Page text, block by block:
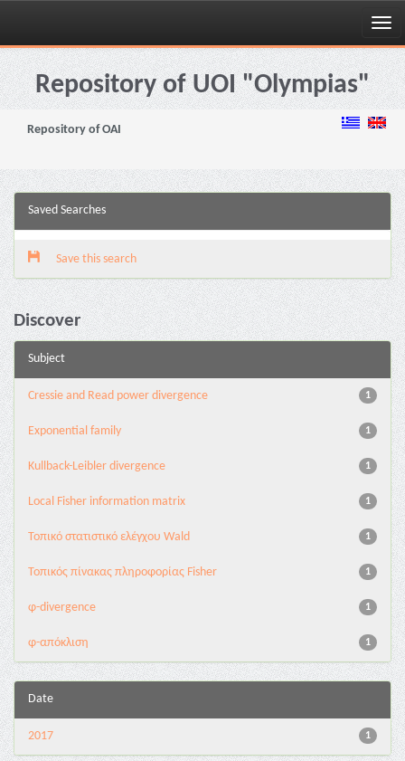
Skip
navigationRepository of UOI "Olympias"
Repository of OAI
Saved Searches
Save this search
Discover
Subject
1
Cressie and Read power divergence
1
Exponential family
1
Kullback-Leibler divergence
1
Local Fisher information matrix
1
Τοπικό στατιστικό ελέγχου Wald
1
Τοπικός πίνακας πληροφορίας Fisher
1
φ-divergence
1
φ-απόκλιση
Date
1
2017